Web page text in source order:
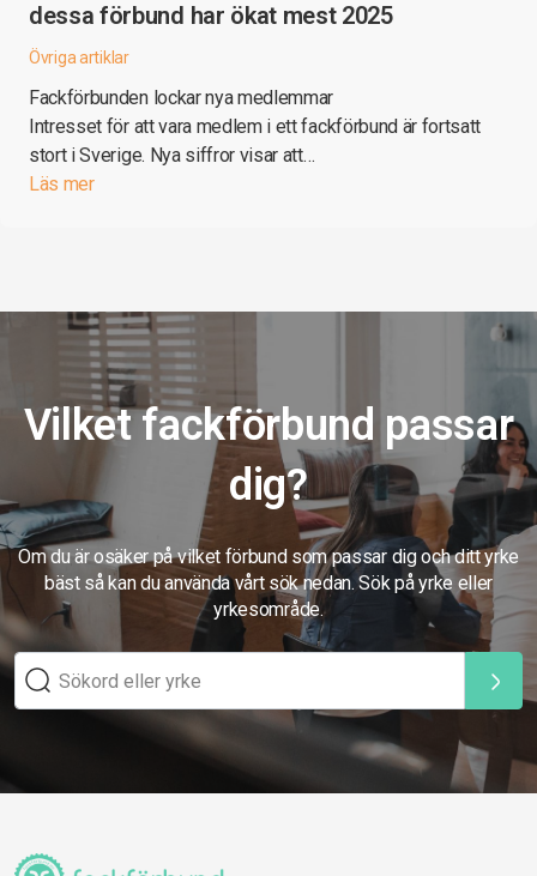
dessa förbund har ökat mest 2025
Övriga artiklar
Fackförbunden lockar nya medlemmar
Intresset för att vara medlem i ett fackförbund är fortsatt
stort i Sverige. Nya siffror visar att…
Läs mer
Vilket fackförbund passar
dig?
Om du är osäker på vilket förbund som passar dig och ditt yrke
bäst så kan du använda vårt sök nedan. Sök på yrke eller
yrkesområde.